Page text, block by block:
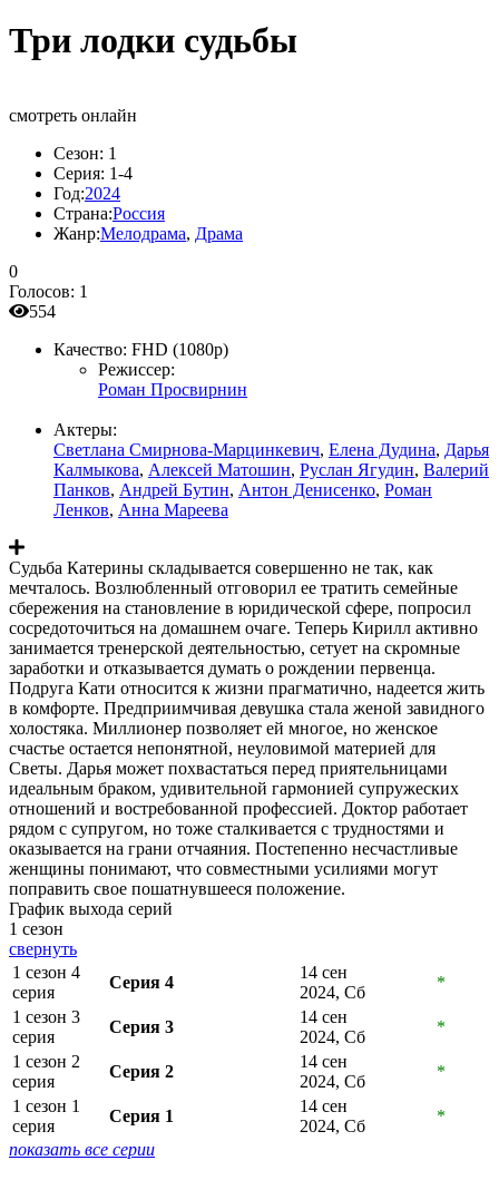
Три лодки судьбы
смотреть онлайн
Сезон: 1
Серия: 1-4
Год:2024
Страна:Россия
Жанр:Мелодрама, Драма
0
Голосов: 1
554
Качество: FHD (1080p)
Режиссер:
Роман Просвирнин
Актеры:
Светлана Смирнова-Марцинкевич, Елена Дудина, Дарья
Калмыкова, Алексей Матошин, Руслан Ягудин, Валерий
Панков, Андрей Бутин, Антон Денисенко, Роман
Ленков, Анна Мареева
Судьба Катерины складывается совершенно не так, как
мечталось. Возлюбленный отговорил ее тратить семейные
сбережения на становление в юридической сфере, попросил
сосредоточиться на домашнем очаге. Теперь Кирилл активно
занимается тренерской деятельностью, сетует на скромные
заработки и отказывается думать о рождении первенца.
Подруга Кати относится к жизни прагматично, надеется жить
в комфорте. Предприимчивая девушка стала женой завидного
холостяка. Миллионер позволяет ей многое, но женское
счастье остается непонятной, неуловимой материей для
Светы. Дарья может похвастаться перед приятельницами
идеальным браком, удивительной гармонией супружеских
отношений и востребованной профессией. Доктор работает
рядом с супругом, но тоже сталкивается с трудностями и
оказывается на грани отчаяния. Постепенно несчастливые
женщины понимают, что совместными усилиями могут
поправить свое пошатнувшееся положение.
График выхода серий
1 сезон
свернуть
1 сезон 4
серия
Серия 4
14 сен
2024, Сб
*
1 сезон 3
серия
Серия 3
14 сен
2024, Сб
*
1 сезон 2
серия
Серия 2
14 сен
2024, Сб
*
1 сезон 1
серия
Серия 1
14 сен
2024, Сб
*
показать все серии